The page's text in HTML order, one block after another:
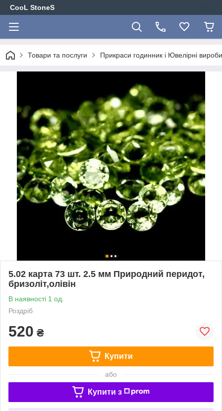
CooL StoneS
Товари та послуги Прикраси годинник і Ювелірні
5.02 карта 73 шт. 2.5 мм Природний перидот,
бризоліт,олівін
В наявності 1 од.
Роздріб
520 ₴
Купити
або
Купити з